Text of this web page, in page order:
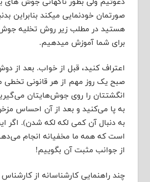
صورتمان خودنمایی میکند بنابراین
هستید در مطلب زیر روش تخلیه جوش
برای شما آموزش میدهیم.
اعتراف کنید، قبل از خواب. بعد از
صبح یک روز مهم از هر قانونی تخطی
انگشتتان را روی جوش‌هایتان
به پا می‌کنید و بعد از آن احساس
به دنبال آن کمی لکه لکه شدن). اگر
است که همه ما مخفیانه انجام
از جوانب مثبت آن بگوییم!
چند راهنمایی کارشناسانه از کارشناس